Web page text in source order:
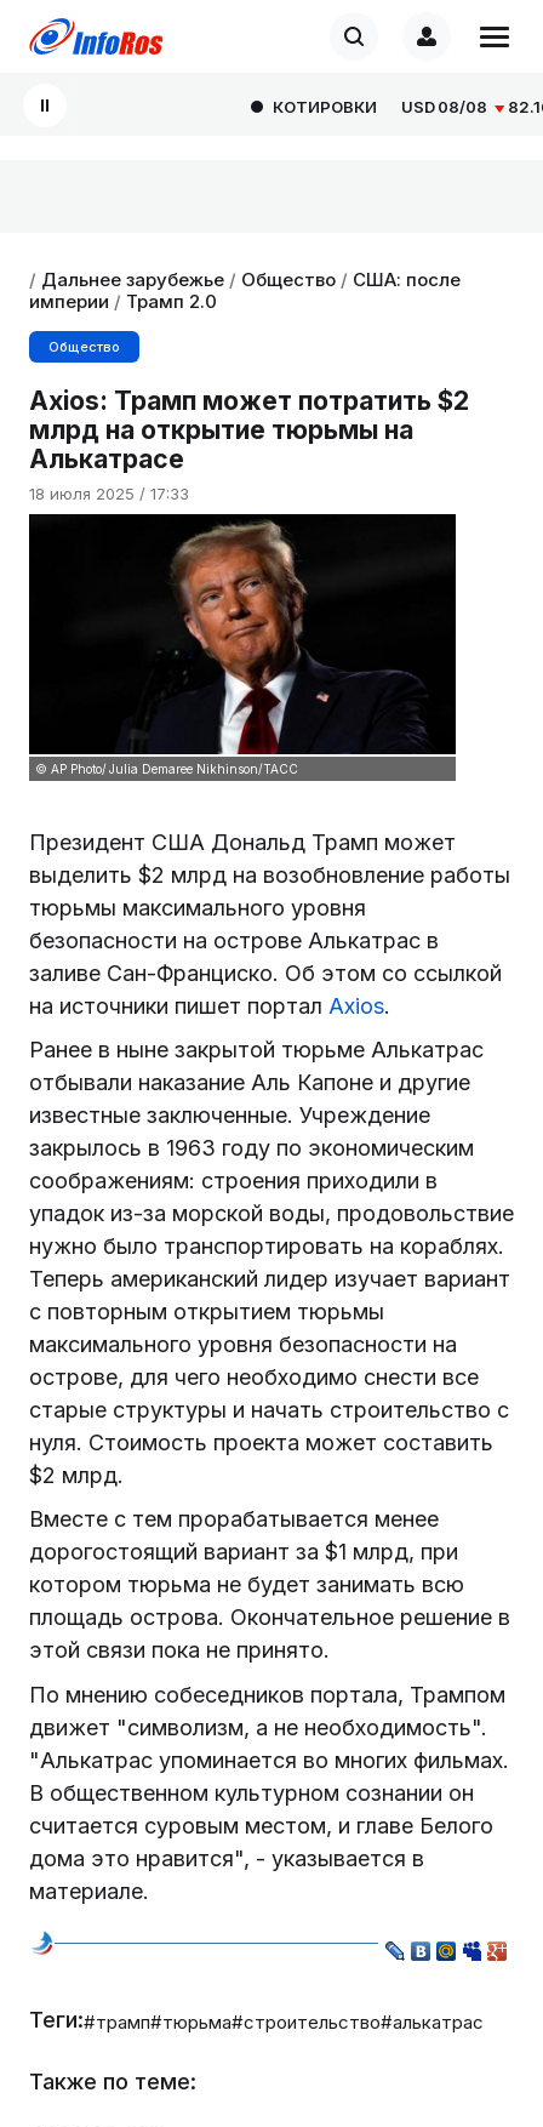
КОТИРОВКИ USD08/08 82.1665
/ Дальнее зарубежье / Общество / США: после
империи / Трамп 2.0
Общество
Axios: Трамп может потратить $2
млрд на открытие тюрьмы на
Алькатрасе
18 июля 2025 / 17:33
© AP Photo/ Julia Demaree Nikhinson/ТАСС
Президент США Дональд Трамп может
выделить $2 млрд на возобновление работы
тюрьмы максимального уровня
безопасности на острове Алькатрас в
заливе Сан-Франциско. Об этом со ссылкой
на источники пишет портал Axios.
Ранее в ныне закрытой тюрьме Алькатрас
отбывали наказание Аль Капоне и другие
известные заключенные. Учреждение
закрылось в 1963 году по экономическим
соображениям: строения приходили в
упадок из-за морской воды, продовольствие
нужно было транспортировать на кораблях.
Теперь американский лидер изучает вариант
с повторным открытием тюрьмы
максимального уровня безопасности на
острове, для чего необходимо снести все
старые структуры и начать строительство с
нуля. Стоимость проекта может составить
$2 млрд.
Вместе с тем прорабатывается менее
дорогостоящий вариант за $1 млрд, при
котором тюрьма не будет занимать всю
площадь острова. Окончательное решение в
этой связи пока не принято.
По мнению собеседников портала, Трампом
движет "символизм, а не необходимость".
"Алькатрас упоминается во многих фильмах.
В общественном культурном сознании он
считается суровым местом, и главе Белого
дома это нравится", - указывается в
материале.
Теги:#трамп#тюрьма#строительство#алькатрас
Также по теме: